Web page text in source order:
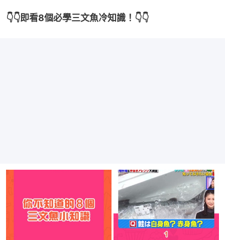
👇👇即看8個必學三文魚冷知識！👇👇